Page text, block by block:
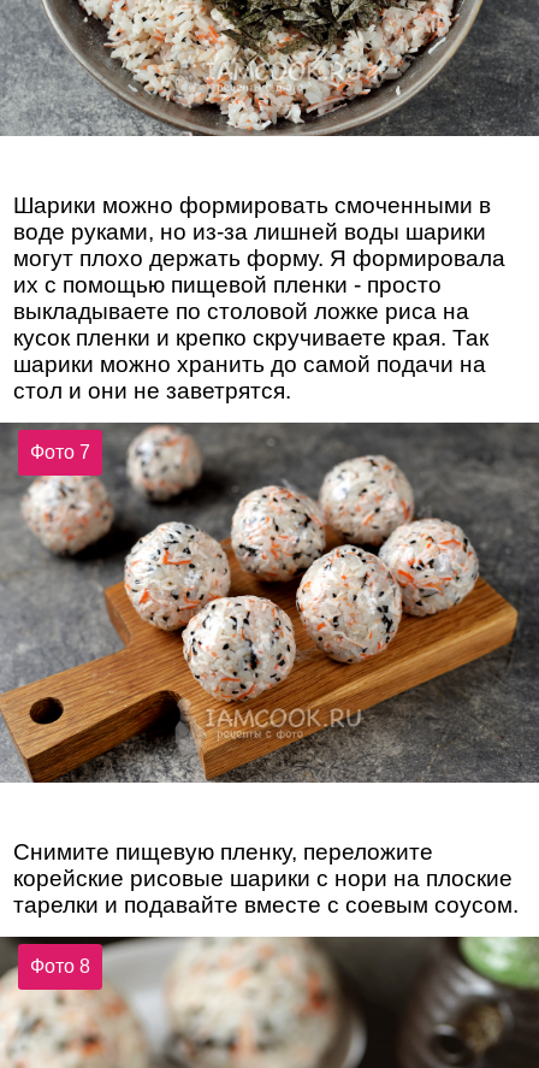
Шарики можно формировать смоченными в
воде руками, но из-за лишней воды шарики
могут плохо держать форму. Я формировала
их с помощью пищевой пленки - просто
выкладываете по столовой ложке риса на
кусок пленки и крепко скручиваете края. Так
шарики можно хранить до самой подачи на
стол и они не заветрятся.
Фото 7
Снимите пищевую пленку, переложите
корейские рисовые шарики с нори на плоские
тарелки и подавайте вместе с соевым соусом.
Фото 8